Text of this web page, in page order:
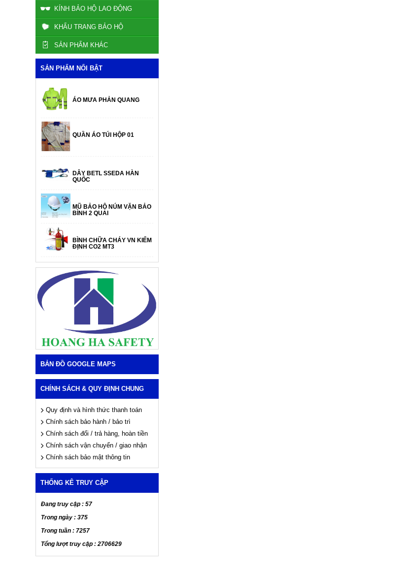
KÍNH BẢO HỘ LAO ĐỘNG
KHẨU TRANG BẢO HỘ
SẢN PHẨM KHÁC
SẢN PHẨM NỔI BẬT
ÁO MƯA PHẢN QUANG
QUẦN ÁO TÚI HỘP 01
DÂY BETL SSEDA HÀN
QUỐC
MŨ BẢO HỘ NÚM VẶN BẢO
BÌNH 2 QUAI
BÌNH CHỮA CHÁY VN KIỂM
ĐỊNH CO2 MT3
BẢN ĐỒ GOOGLE MAPS
CHÍNH SÁCH & QUY ĐỊNH CHUNG
Quy định và hình thức thanh toán
Chính sách bảo hành / bảo trì
Chính sách đổi / trả hàng, hoàn tiền
Chính sách vận chuyển / giao nhận
Chính sách bảo mật thông tin
THỐNG KÊ TRUY CẬP
Đang truy cập : 57
Trong ngày : 375
Trong tuần : 7257
Tổng lượt truy cập : 2706629